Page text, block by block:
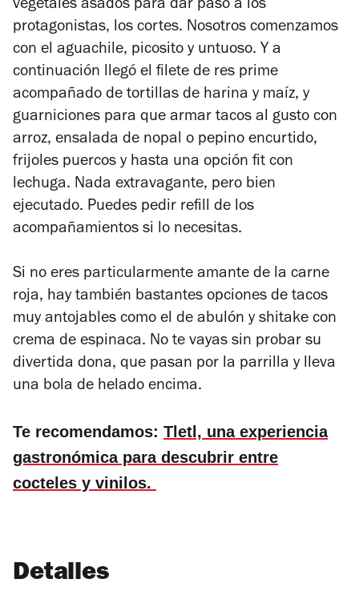
vegetales asados para dar paso a los
protagonistas, los cortes. Nosotros comenzamos
con el aguachile, picosito y untuoso. Y a
continuación llegó el filete de res prime
acompañado de tortillas de harina y maíz, y
guarniciones para que armar tacos al gusto con
arroz, ensalada de nopal o pepino encurtido,
frijoles puercos y hasta una opción fit con
lechuga. Nada extravagante, pero bien
ejecutado. Puedes pedir refill de los
acompañamientos si lo necesitas.
Si no eres particularmente amante de la carne
roja, hay también bastantes opciones de tacos
muy antojables como el de abulón y shitake con
crema de espinaca. No te vayas sin probar su
divertida dona, que pasan por la parrilla y lleva
una bola de helado encima.
Te recomendamos: Tletl, una experiencia
gastronómica para descubrir entre
cocteles y vinilos.
Detalles